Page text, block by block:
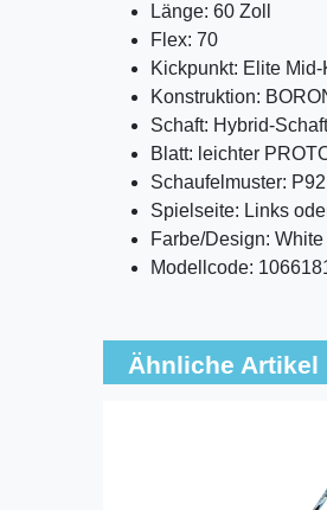
Länge: 60 Zoll
Flex: 70
Kickpunkt: Elite
Konstruktion:
Schaft: Hybrid-
Blatt: leichter
Schaufelmuster:
Spielseite: Links
Farbe/Design:
Modellcode:
Ähnliche Artikel